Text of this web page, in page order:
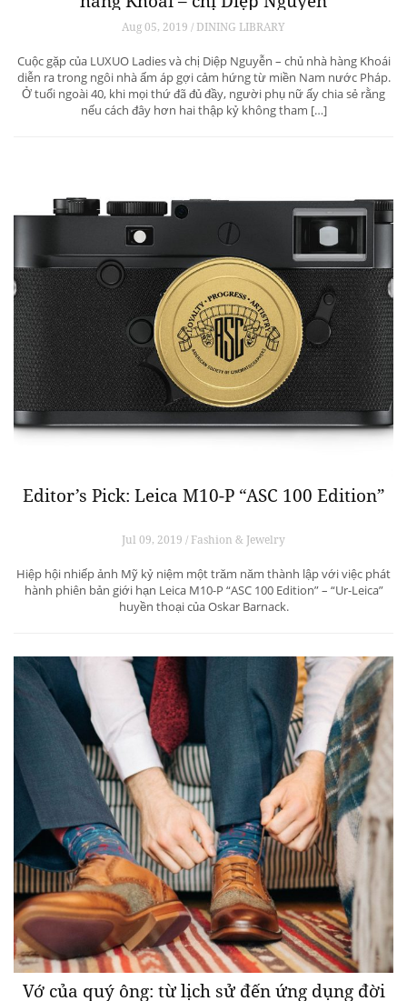
Aug 05, 2019 / DINING LIBRARY
Cuộc gặp của LUXUO Ladies và chị Diệp Nguyễn – chủ nhà hàng Khoái
diễn ra trong ngôi nhà ấm áp gợi cảm hứng từ miền Nam nước Pháp.
Ở tuổi ngoài 40, khi mọi thứ đã đủ đầy, người phụ nữ ấy chia sẻ rằng
nếu cách đây hơn hai thập kỷ không tham […]
Editor’s Pick: Leica M10-P “ASC 100 Edition”
Jul 09, 2019 / Fashion & Jewelry
Hiệp hội nhiếp ảnh Mỹ kỷ niệm một trăm năm thành lập với việc phát
hành phiên bản giới hạn Leica M10-P “ASC 100 Edition” – “Ur-Leica”
huyền thoại của Oskar Barnack.
Vớ của quý ông: từ lịch sử đến ứng dụng đời